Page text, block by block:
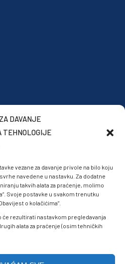
DAVANJE
TEHNOLOGIJE
vezane za davanje privole na bilo koju
navedene u nastavku. Za dodatne
takvih alata za praćenje, molimo
Svoje postavke u svakom trenutku
o kolačićima”.
će rezultirati nastavkom pregledavanja
alata za praćenje (osim tehničkih